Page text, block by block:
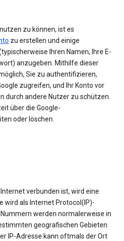
zu können, ist es
zu erstellen und einige
Ihren Namen, Ihre E-
anzugeben. Mithilfe dieser
Sie zu authentifizieren,
zugreifen, und Ihr Konto vor
durch andere Nutzer zu schützen.
über die Google-
oder löschen.
verbunden ist, wird eine
wird als Internet Protocol(IP)-
werden normalerweise in
geografischen Gebieten
IP-Adresse kann oftmals der Ort